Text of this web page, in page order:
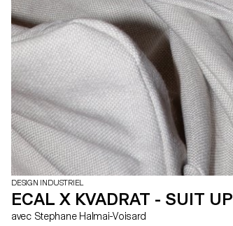
DESIGN INDUSTRIEL
ECAL X KVADRAT - SUIT UP
avec Stephane Halmai-Voisard